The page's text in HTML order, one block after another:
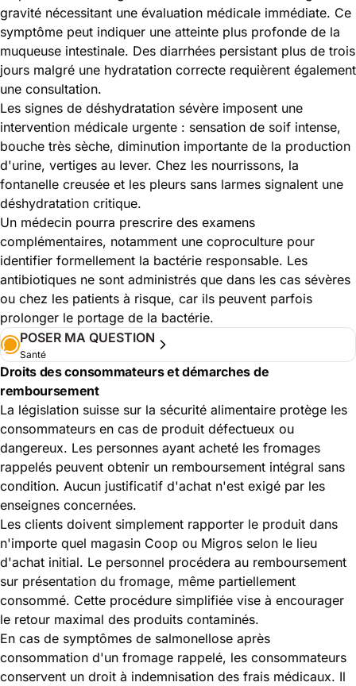
gravité nécessitant une évaluation médicale immédiate. Ce
symptôme peut indiquer une atteinte plus profonde de la
muqueuse intestinale. Des diarrhées persistant plus de trois
jours malgré une hydratation correcte requièrent également
une consultation.
Les signes de déshydratation sévère imposent une
intervention médicale urgente : sensation de soif intense,
bouche très sèche, diminution importante de la production
d'urine, vertiges au lever. Chez les nourrissons, la
fontanelle creusée et les pleurs sans larmes signalent une
déshydratation critique.
Un médecin pourra prescrire des examens
complémentaires, notamment une coproculture pour
identifier formellement la bactérie responsable. Les
antibiotiques ne sont administrés que dans les cas sévères
ou chez les patients à risque, car ils peuvent parfois
prolonger le portage de la bactérie.
POSER MA QUESTION
Santé
Droits des consommateurs et démarches de
remboursement
La législation suisse sur la sécurité alimentaire protège les
consommateurs en cas de produit défectueux ou
dangereux. Les personnes ayant acheté les fromages
rappelés peuvent obtenir un remboursement intégral sans
condition. Aucun justificatif d'achat n'est exigé par les
enseignes concernées.
Les clients doivent simplement rapporter le produit dans
n'importe quel magasin Coop ou Migros selon le lieu
d'achat initial. Le personnel procédera au remboursement
sur présentation du fromage, même partiellement
consommé. Cette procédure simplifiée vise à encourager
le retour maximal des produits contaminés.
En cas de symptômes de salmonellose après
consommation d'un fromage rappelé, les consommateurs
conservent un droit à indemnisation des frais médicaux. Il